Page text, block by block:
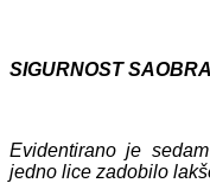
SIGURNOST
Evidentirano je
jedno lice zadobilo